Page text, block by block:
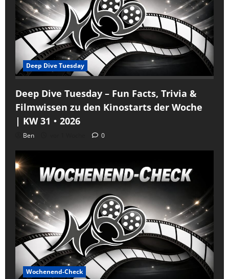
Deep Dive Tuesday
Deep Dive Tuesday – Fun Facts, Trivia &
Filmwissen zu den Kinostarts der Woche
| KW 31・2026
Ben 0
Wochenend-Check